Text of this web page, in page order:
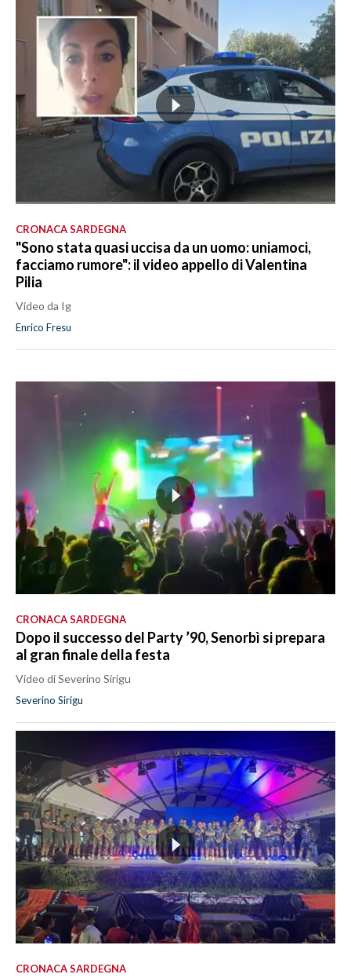
CRONACA SARDEGNA
"Sono stata quasi uccisa da un uomo: uniamoci,
facciamo rumore": il video appello di Valentina
Pilia
Video da Ig
Enrico Fresu
CRONACA SARDEGNA
Dopo il successo del Party ’90, Senorbì si prepara
al gran finale della festa
Video di Severino Sirigu
Severino Sirigu
CRONACA SARDEGNA